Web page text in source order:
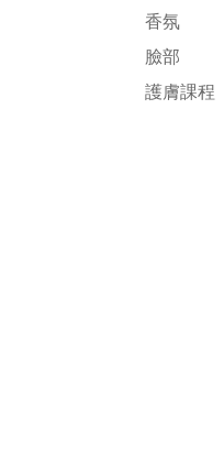
香氛
臉部
護膚課程